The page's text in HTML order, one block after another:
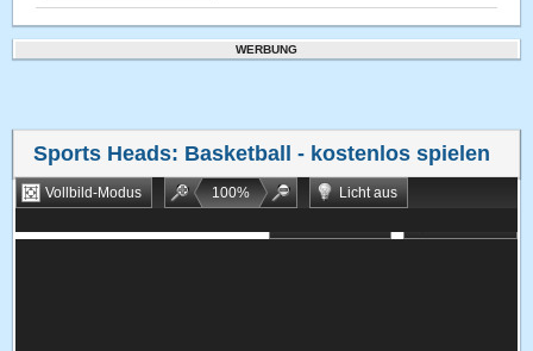
WERBUNG
Sports Heads: Basketball - kostenlos spielen
Vollbild-Modus 100%
Licht aus